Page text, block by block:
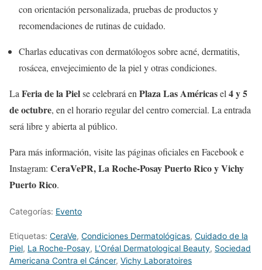
con orientación personalizada, pruebas de productos y
recomendaciones de rutinas de cuidado.
Charlas educativas con dermatólogos sobre acné, dermatitis,
rosácea, envejecimiento de la piel y otras condiciones.
La Feria de la Pielse celebrará en Plaza Las Américasel 4 y 5
de octubre, en el horario regular del centro comercial. La entrada
será libre y abierta al público.
Para más información, visite las páginas oficiales en Facebook e
Instagram: CeraVePR, La Roche-Posay Puerto Rico y Vichy
Puerto Rico.
Categorías: Evento
Etiquetas: CeraVe, Condiciones Dermatológicas, Cuidado de la
Piel, La Roche-Posay, L’Oréal Dermatological Beauty, Sociedad
Americana Contra el Cáncer, Vichy Laboratoires